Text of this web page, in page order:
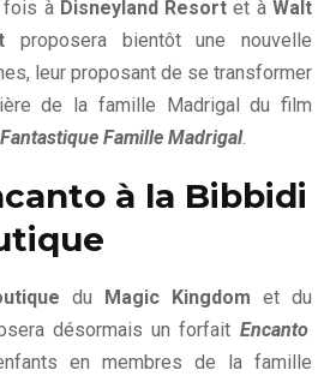
fois à Disneyland Resort et àWalt
proposera bientôt une nouvelle
leur proposant de se transformer
de la famille Madrigal du film
Famille Madrigal.
à la Bibbidi
du Magic Kingdom et du
désormais un forfait Encanto
en membres de la famille